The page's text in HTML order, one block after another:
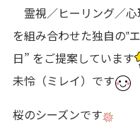
霊視／ヒーリング／
を組み合わせた独自の‟
日” をご提案しています
未怜（ミレイ）です
桜のシーズンです